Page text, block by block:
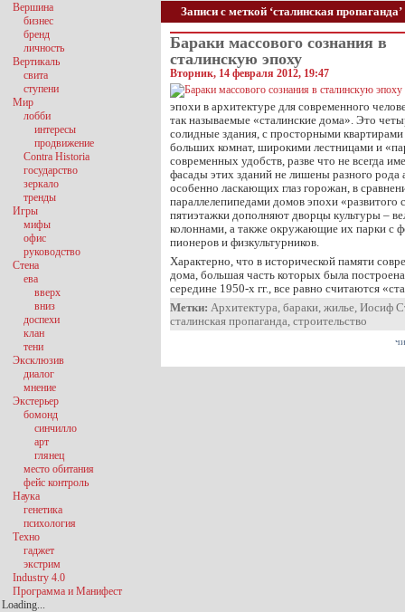
Записи с меткой ‘сталинская пропаганда’
Бараки массового сознания в
сталинскую эпоху
Вторник, 14 февраля 2012, 19:47
эпохи в архитектуре для современного
так называемые «сталинские дома». Это
солидные здания, с просторными
больших комнат, широкими лестницами и
современных удобств, разве что не всегда
фасады этих зданий не лишены разного рода
особенно ласкающих глаз горожан, в
параллелепипедами домов эпохи
пятиэтажки дополняют дворцы культуры –
колоннами, а также окружающие их парки с
пионеров и физкультурников.
Характерно, что в исторической памяти
дома, большая часть которых была
середине 1950-х гг., все равно считаются
Метки: Архитектура, бараки, жилье, Иосиф
сталинская пропаганда, строительство
Вершина
бизнес
бренд
личность
Вертикаль
свита
ступени
Мир
лобби
интересы
продвижение
Contra Historia
государство
зеркало
тренды
Игры
мифы
офис
руководство
Стена
ева
вверх
вниз
доспехи
клан
тени
Эксклюзив
диалог
мнение
Экстерьер
бомонд
синчилло
арт
глянец
место обитания
фейс контроль
Наука
генетика
психология
Техно
гаджет
экстрим
Industry 4.0
Программа и Манифест
Loading...